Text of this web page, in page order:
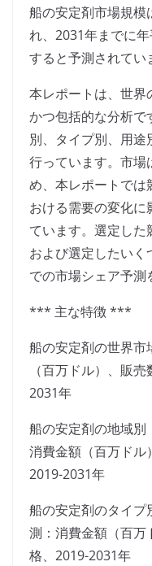
船の安定剤市場規模
れ、2031年までに
すると予測されてい
本レポートは、世界
かつ包括的な分析で
別、タイプ別、用
行っています。市場
め、本レポートでは
おける需要の変化に
ています。選定した
および選定したいく
での市場シェア予測
*** 主な特徴 ***
船の安定剤の世界市
（百万ドル）、販
2031年
船の安定剤の地域別
消費金額（百万ドル
2019-2031年
船の安定剤のタイプ
測：消費金額（百万
格、2019-2031年